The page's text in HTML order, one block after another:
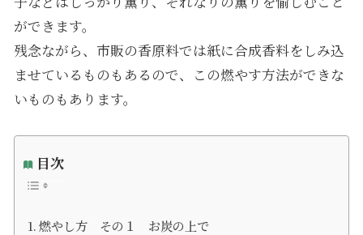
ができます。
残念ながら、市販の香原料では紙に合成香料をしみ込
ませているものもあるので、この燃やす方法ができな
いものもあります。
目次
燃やし方 その１ お炭の上で